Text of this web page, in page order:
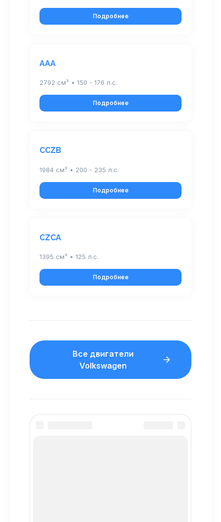
Подробнее
AAA
2792 см³ • 150 - 176 л.с.
Подробнее
CCZB
1984 см³ • 200 - 235 л.с.
Подробнее
CZCA
1395 см³ • 125 л.с.
Подробнее
Все двигатели
Volkswagen